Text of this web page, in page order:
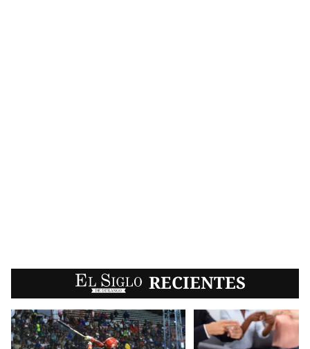
EL SIGLO RECIENTES